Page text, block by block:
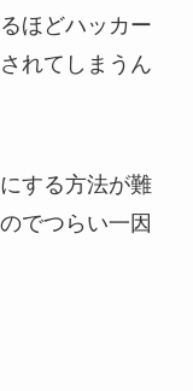
ほどハッカー
れてしまうん
する方法が難
でつらい一因